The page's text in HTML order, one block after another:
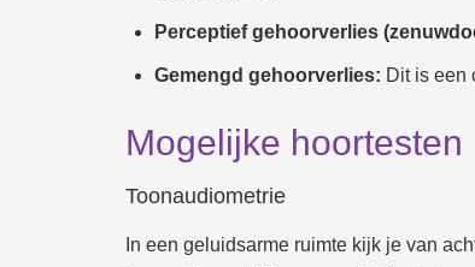
Perceptief gehoorverlies
Gemengd gehoorverlies: Dit is een
Mogelijke hoortesten
Toonaudiometrie
In een geluidsarme ruimte kijk je van